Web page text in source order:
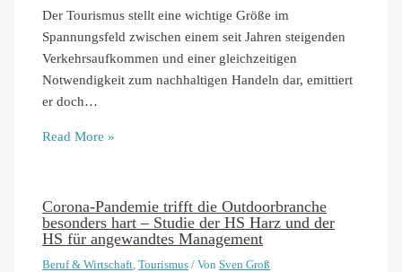
Der Tourismus stellt eine wichtige Größe im
Spannungsfeld zwischen einem seit Jahren steigenden
Verkehrsaufkommen und einer gleichzeitigen
Notwendigkeit zum nachhaltigen Handeln dar, emittiert
er doch…
Read More »
Corona-Pandemie trifft die Outdoorbranche
besonders hart – Studie der HS Harz und der
HS für angewandtes Management
Beruf & Wirtschaft ,Tourismus / VonSven Groß